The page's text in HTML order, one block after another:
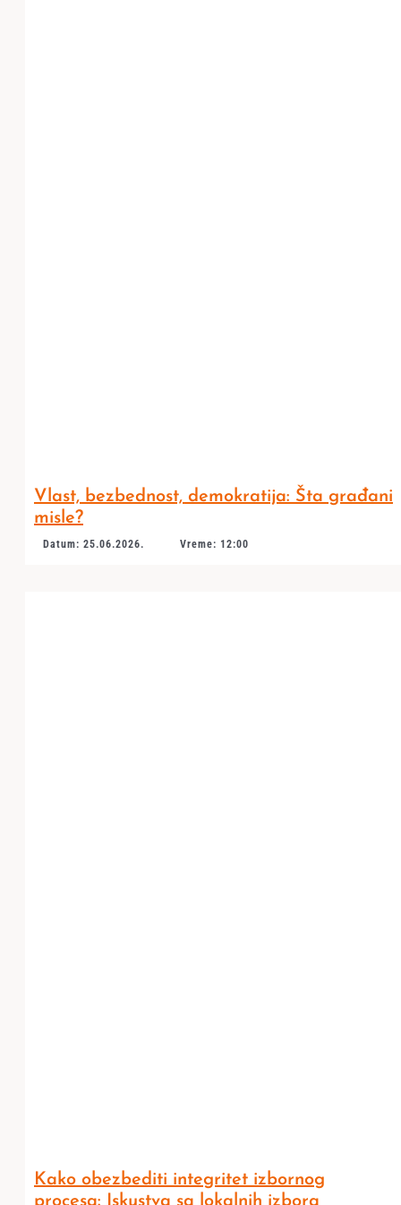
Vlast, bezbednost, demokratija: Šta građani
misle?
Datum: 25.06.2026. Vreme: 12:00
Kako obezbediti integritet izbornog
procesa: Iskustva sa lokalnih izbora